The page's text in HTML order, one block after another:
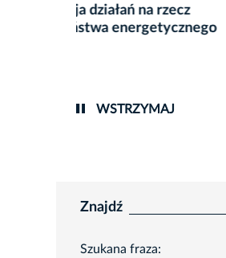
Prawie 1000 rowerów
usuniętych z przestrzeni
WSTRZYMAJ
Znajdź
Szukana fraza: